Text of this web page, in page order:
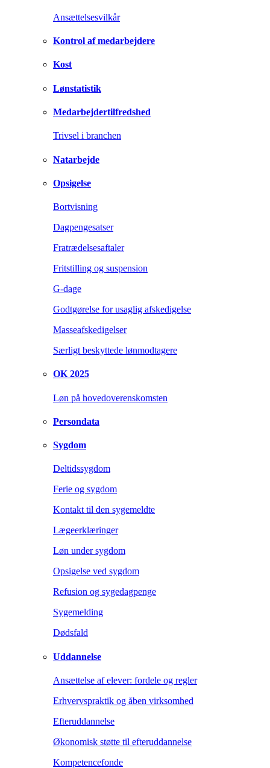
Ansættelsesvilkår
Kontrol af medarbejdere
Kost
Lønstatistik
Medarbejdertilfredshed
Trivsel i branchen
Natarbejde
Opsigelse
Bortvisning
Dagpengesatser
Fratrædelsesaftaler
Fritstilling og suspension
G-dage
Godtgørelse for usaglig afskedigelse
Masseafskedigelser
Særligt beskyttede lønmodtagere
OK 2025
Løn på hovedoverenskomsten
Persondata
Sygdom
Deltidssygdom
Ferie og sygdom
Kontakt til den sygemeldte
Lægeerklæringer
Løn under sygdom
Opsigelse ved sygdom
Refusion og sygedagpenge
Sygemelding
Dødsfald
Uddannelse
Ansættelse af elever: fordele og regler
Erhvervspraktik og åben virksomhed
Efteruddannelse
Økonomisk støtte til efteruddannelse
Kompetencefonde